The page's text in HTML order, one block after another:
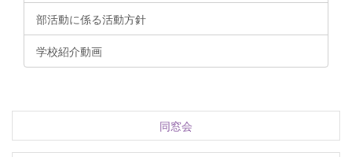
部活動に係る活動方針
学校紹介動画
同窓会